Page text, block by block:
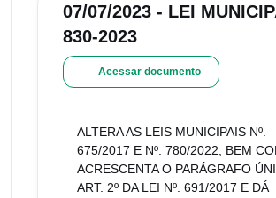
07/07/2023 - LEI
830-2023
Acessar documento
ALTERA AS LEIS MUNICIPAIS Nº.
675/2017 E Nº. 780/2022, BEM
ACRESCENTA O PARÁGRAFO
ART. 2º DA LEI Nº. 691/2017 E DÁ